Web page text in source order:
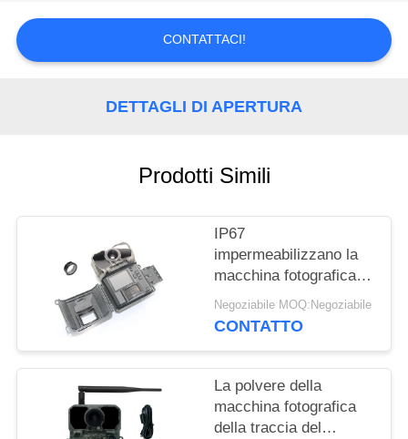
CHIEDI
UN
PREVENTIVO
SITO
POLITICA
SULLA
PRIVACY
CONTATTACI!
DETTAGLI DI APERTURA
Prodotti Simili
IP67
impermeabilizzano la
macchina fotografica
della traccia 3G con la
prestazione affidabile e
Negoziabile MOQ:Negoziabile
CONTATTO
La polvere della
macchina fotografica
della traccia del